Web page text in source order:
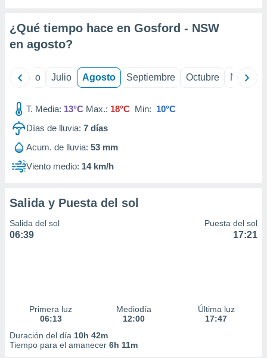
e
mediante
publicidad
publicidad
de
1199
¿Qué tiempo hace en Gosford - NSW
en agosto?
Junio Julio Agosto Septiembre Octubre
T. Media: 13°C Max.: 18°C Min: 10°C
Días de lluvia: 7 días
Acum. de lluvia: 53 mm
Viento medio: 14 km/h
Salida y Puesta del sol
Salida del sol
06:39
Puesta del sol
17:21
Primera luz
06:13
Mediodía
12:00
Última luz
17:47
Duración del día 10h 42m
Tiempo para el amanecer 6h 11m